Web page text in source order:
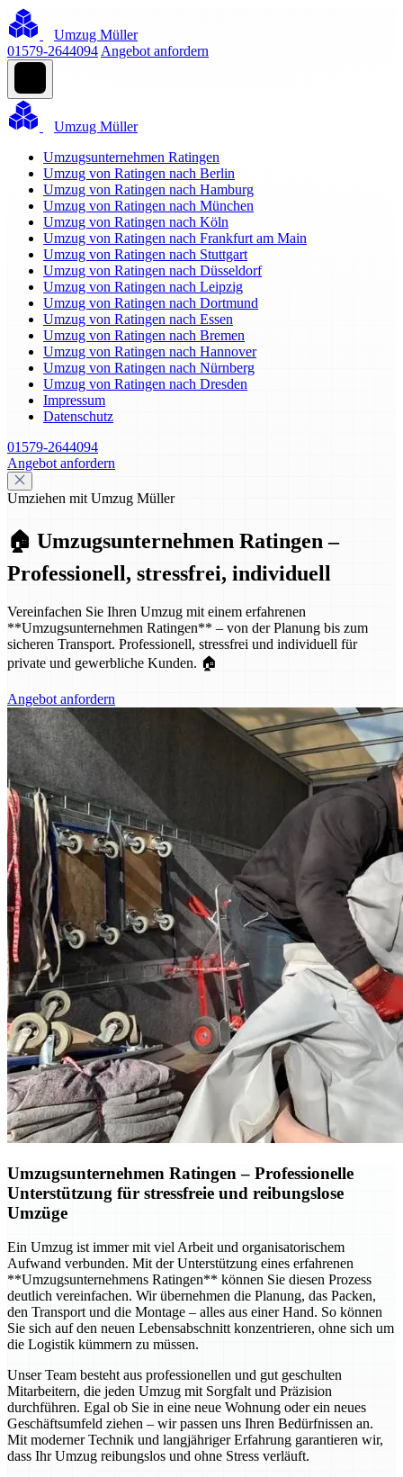
Umzug Müller
01579-2644094 Angebot anfordern
Umzug Müller
Umzugsunternehmen Ratingen
Umzug von Ratingen nach Berlin
Umzug von Ratingen nach Hamburg
Umzug von Ratingen nach München
Umzug von Ratingen nach Köln
Umzug von Ratingen nach Frankfurt am Main
Umzug von Ratingen nach Stuttgart
Umzug von Ratingen nach Düsseldorf
Umzug von Ratingen nach Leipzig
Umzug von Ratingen nach Dortmund
Umzug von Ratingen nach Essen
Umzug von Ratingen nach Bremen
Umzug von Ratingen nach Hannover
Umzug von Ratingen nach Nürnberg
Umzug von Ratingen nach Dresden
Impressum
Datenschutz
01579-2644094
Angebot anfordern
Umziehen mit Umzug Müller
🏠 Umzugsunternehmen Ratingen –
Professionell, stressfrei, individuell
Vereinfachen Sie Ihren Umzug mit einem erfahrenen
**Umzugsunternehmen Ratingen** – von der Planung bis zum
sicheren Transport. Professionell, stressfrei und individuell für
private und gewerbliche Kunden. 🏠
Angebot anfordern
Umzugsunternehmen Ratingen – Professionelle
Unterstützung für stressfreie und reibungslose
Umzüge
Ein Umzug ist immer mit viel Arbeit und organisatorischem
Aufwand verbunden. Mit der Unterstützung eines erfahrenen
**Umzugsunternehmens Ratingen** können Sie diesen Prozess
deutlich vereinfachen. Wir übernehmen die Planung, das Packen,
den Transport und die Montage – alles aus einer Hand. So können
Sie sich auf den neuen Lebensabschnitt konzentrieren, ohne sich um
die Logistik kümmern zu müssen.
Unser Team besteht aus professionellen und gut geschulten
Mitarbeitern, die jeden Umzug mit Sorgfalt und Präzision
durchführen. Egal ob Sie in eine neue Wohnung oder ein neues
Geschäftsumfeld ziehen – wir passen uns Ihren Bedürfnissen an.
Mit moderner Technik und langjähriger Erfahrung garantieren wir,
dass Ihr Umzug reibungslos und ohne Stress verläuft.